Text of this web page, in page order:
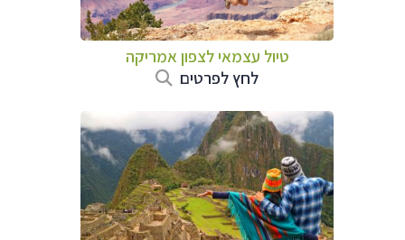
טיול עצמאי לצפון אמריקה
לחץ לפרטים